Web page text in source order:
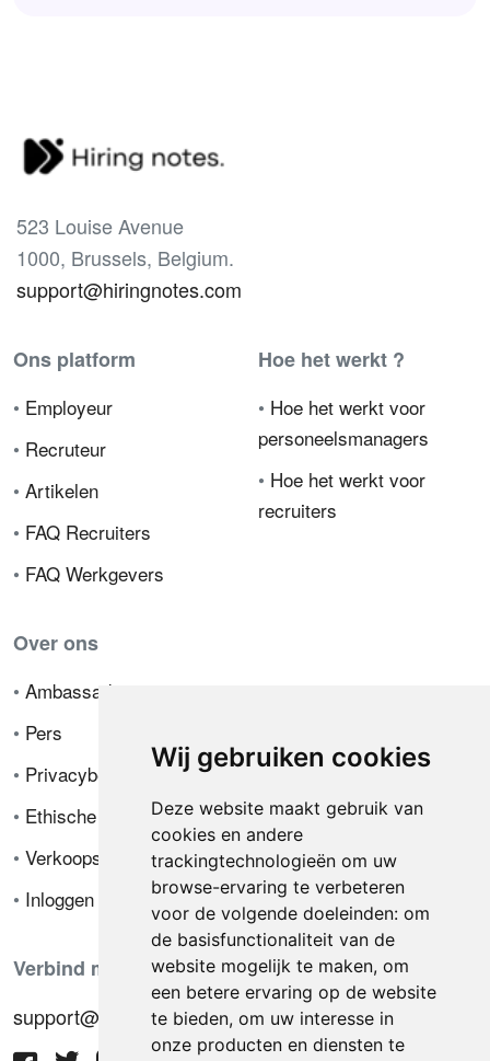
Wij gebruiken cookies
Deze website maakt gebruik van
cookies en andere
trackingtechnologieën om uw
browse-ervaring te verbeteren
voor de volgende doeleinden: om
de basisfunctionaliteit van de
website mogelijk te maken, om
een betere ervaring op de website
te bieden, om uw interesse in
onze producten en diensten te
523 Louise Avenue
1000, Brussels, Belgium.
support@hiringnotes.com
Ons platform
• Employeur
• Recruteur
• Artikelen
• FAQ Recruiters
• FAQ Werkgevers
Hoe het werkt ?
• Hoe het werkt voor
personeelsmanagers
• Hoe het werkt voor
recruiters
Over ons
• Ambassador
• Pers
• Privacybeleid
• Ethische code
• Verkoopsvoorwaarden
• Inloggen
Verbind met ons
support@hiringnotes.com